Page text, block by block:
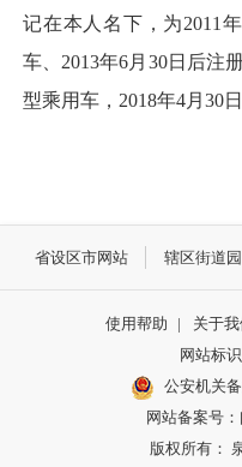
记在本人名下，为2011
车、2013年6月30日后注
型乘用车，2018年4月30
省设区市网站 辖区街道
使用帮助 | 关于我
网站标
公安机关
网站备案号
版权所有：